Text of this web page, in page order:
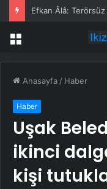
Menü
Anasayfa / Haber
Haber
Uşak
ikinci
kişi